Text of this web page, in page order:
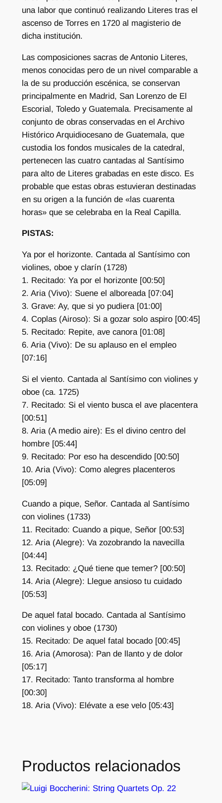
una labor que continuó realizando Literes tras el
ascenso de Torres en 1720 al magisterio de
dicha institución.
Las composiciones sacras de Antonio Literes,
menos conocidas pero de un nivel comparable a
la de su producción escénica, se conservan
principalmente en Madrid, San Lorenzo de El
Escorial, Toledo y Guatemala. Precisamente al
conjunto de obras conservadas en el Archivo
Histórico Arquidiocesano de Guatemala, que
custodia los fondos musicales de la catedral,
pertenecen las cuatro cantadas al Santísimo
para alto de Literes grabadas en este disco. Es
probable que estas obras estuvieran destinadas
en su origen a la función de «las cuarenta
horas» que se celebraba en la Real Capilla.
PISTAS:
Ya por el horizonte. Cantada al Santísimo con
violines, oboe y clarín (1728)
1. Recitado: Ya por el horizonte [00:50]
2. Aria (Vivo): Suene el alboreada [07:04]
3. Grave: Ay, que si yo pudiera [01:00]
4. Coplas (Airoso): Si a gozar solo aspiro [00:45]
5. Recitado: Repite, ave canora [01:08]
6. Aria (Vivo): De su aplauso en el empleo
[07:16]
Si el viento. Cantada al Santísimo con violines y
oboe (ca. 1725)
7. Recitado: Si el viento busca el ave placentera
[00:51]
8. Aria (A medio aire): Es el divino centro del
hombre [05:44]
9. Recitado: Por eso ha descendido [00:50]
10. Aria (Vivo): Como alegres placenteros
[05:09]
Cuando a pique, Señor. Cantada al Santísimo
con violines (1733)
11. Recitado: Cuando a pique, Señor [00:53]
12. Aria (Alegre): Va zozobrando la navecilla
[04:44]
13. Recitado: ¿Qué tiene que temer? [00:50]
14. Aria (Alegre): Llegue ansioso tu cuidado
[05:53]
De aquel fatal bocado. Cantada al Santísimo
con violines y oboe (1730)
15. Recitado: De aquel fatal bocado [00:45]
16. Aria (Amorosa): Pan de llanto y de dolor
[05:17]
17. Recitado: Tanto transforma al hombre
[00:30]
18. Aria (Vivo): Elévate a ese velo [05:43]
Productos relacionados